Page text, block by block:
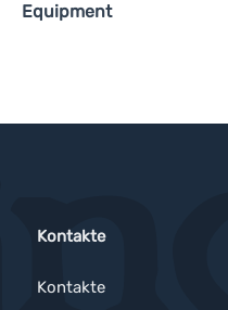
Equipment
Kontakte
Kontakte